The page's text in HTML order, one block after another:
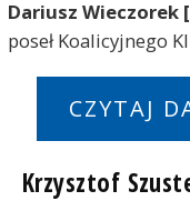
Dariusz Wieczorek
poseł Koalicyjnego
CZYTAJ
Krzysztof